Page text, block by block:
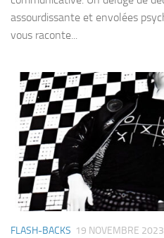
assourdissante et envolées
vous raconte...
FLASH-BACKS 19 NOVEMBRE 2023